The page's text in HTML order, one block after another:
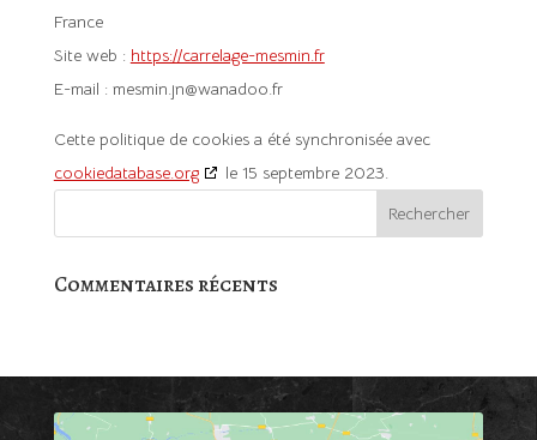
France
Site web : https://carrelage-mesmin.fr
E-mail : mesmin.jn@wanadoo.fr
Cette politique de cookies a été synchronisée avec
cookiedatabase.org
le 15 septembre 2023.
Commentaires récents